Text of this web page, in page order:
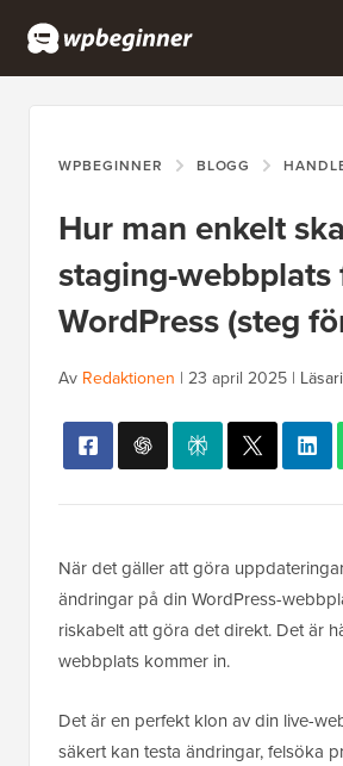
WPBEGINNER BLOGG
Hur man enkelt
staging-webbplats
WordPress (steg
Av Redaktionen | 23 april 2025 |
När det gäller att göra
ändringar på din WordPress-
riskabelt att göra det direkt. Det är
webbplats kommer in.
Det är en perfekt klon av din live-
säkert kan testa ändringar, felsöka